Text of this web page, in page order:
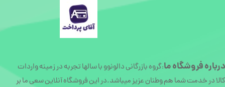
دربارهفروشگاه ما:گروه بازرگانی دالونوو با سالها تجربه در زمینه واردات
کالا در خدمت شما هم وطنان عزیز میباشد.در این فروشگاه آنلاین سعی ما بر